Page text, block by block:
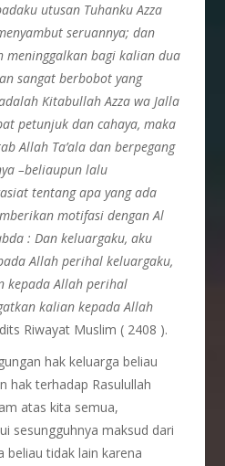
utusan Tuhanku Azza
seruannya; dan
meninggalkan bagi kalian dua
sangat berbobot yang
Kitabullah Azza wa Jalla
petunjuk dan cahaya, maka
Allah Ta’ala dan berpegang
–beliaupun lalu
tentang apa yang ada
motifasi dengan Al
: Dan keluargaku, aku
Allah perihal keluargaku,
kepada Allah perihal
kalian kepada Allah
Riwayat Muslim ( 2408 ).
hak keluarga beliau
hak terhadap Rasulullah
atas kita semua,
sesungguhnya maksud dari
beliau tidak lain karena